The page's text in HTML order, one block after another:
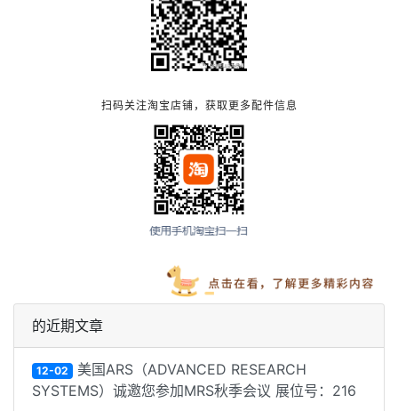
扫码关注淘宝店铺，获取更多配件信息
的近期文章
12-02 美国ARS（ADVANCED RESEARCH
SYSTEMS）诚邀您参加MRS秋季会议 展位号：216